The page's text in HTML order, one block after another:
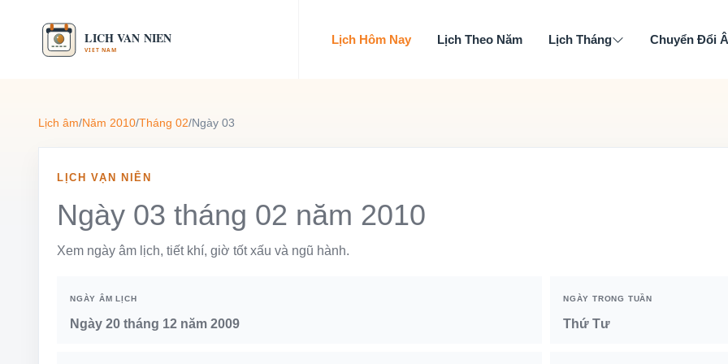
Lịch Hôm Nay Lịch Theo Năm Lịch Tháng Chuyển Đổi
Lịch âm/Năm 2010/Tháng 02/Ngày 03
LỊCH VẠN NIÊN
Ngày 03 tháng 02 năm 2010
Xem ngày âm lịch, tiết khí, giờ tốt xấu và ngũ hành.
NGÀY ÂM LỊCH
Ngày 20 tháng 12 năm 2009
NGÀY TRONG TUẦN
Thứ Tư